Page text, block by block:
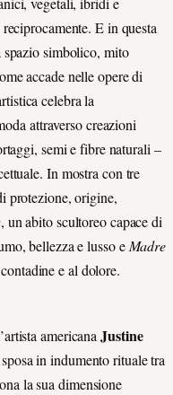
E in questa
simbolico, mito
accade nelle opere di
celebra la
attraverso creazioni
semi e fibre naturali –
In mostracon tre
protezione, origine,
, un abito scultoreo capace di
bellezza e lusso eMadre
e al dolore.
americanaJustine
in indumento rituale tra
la sua dimensione